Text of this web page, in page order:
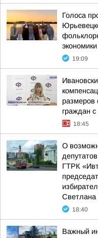
Голоса
экономики
19:09
размеров
граждан
18:45
О
ГТРК
Светлана
18:40
Важный